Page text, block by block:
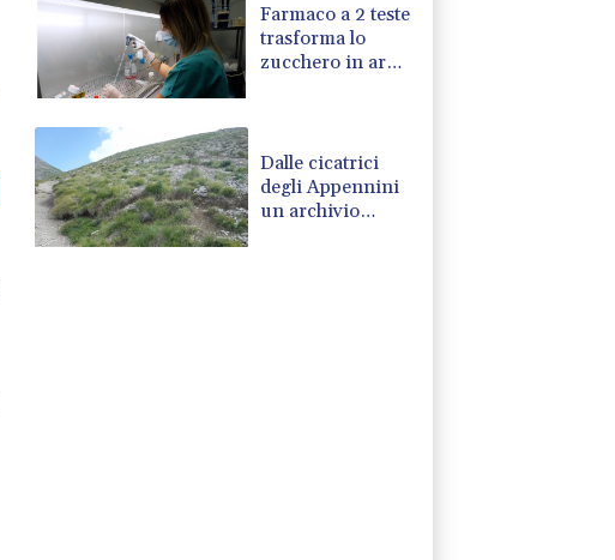
Farmaco a 2 teste
trasforma lo
zucchero in arma
Dalle cicatrici
degli Appennini
un archivio